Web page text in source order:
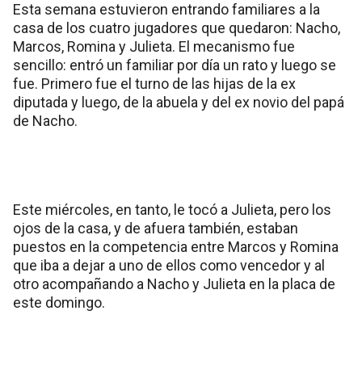
Esta semana estuvieron entrando familiares a la
casa de los cuatro jugadores que quedaron: Nacho,
Marcos, Romina y Julieta. El mecanismo fue
sencillo: entró un familiar por día un rato y luego se
fue. Primero fue el turno de las hijas de la ex
diputada y luego, de la abuela y del ex novio del papá
de Nacho.
Este miércoles, en tanto, le tocó a Julieta, pero los
ojos de la casa, y de afuera también, estaban
puestos en la competencia entre Marcos y Romina
que iba a dejar a uno de ellos como vencedor y al
otro acompañando a Nacho y Julieta en la placa de
este domingo.